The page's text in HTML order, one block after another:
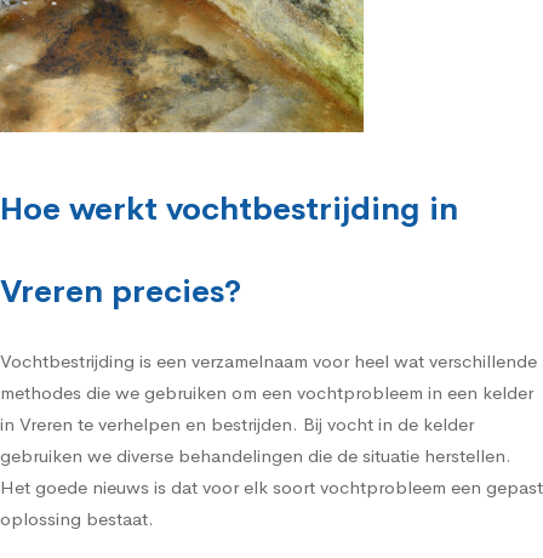
Hoe werkt vochtbestrijding in
Vreren precies?
Vochtbestrijding is een verzamelnaam voor heel wat verschillende
methodes die we gebruiken om een vochtprobleem in een kelder
in Vreren te verhelpen en bestrijden. Bij vocht in de kelder
gebruiken we diverse behandelingen die de situatie herstellen.
Het goede nieuws is dat voor elk soort vochtprobleem een gepast
oplossing bestaat.